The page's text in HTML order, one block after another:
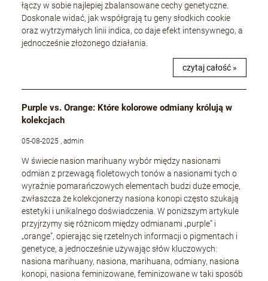
łączy w sobie najlepiej zbalansowane cechy genetyczne.
Doskonale widać, jak współgrają tu geny słodkich cookie
oraz wytrzymałych linii indica, co daje efekt intensywnego, a
jednocześnie złożonego działania.
czytaj całość »
Purple vs. Orange: Które kolorowe odmiany królują w
kolekcjach
05-08-2025 , admin
W świecie nasion marihuany wybór między nasionami
odmian z przewagą fioletowych tonów a nasionami tych o
wyraźnie pomarańczowych elementach budzi duże emocje,
zwłaszcza że kolekcjonerzy nasiona konopi często szukają
estetyki i unikalnego doświadczenia. W poniższym artykule
przyjrzymy się różnicom między odmianami „purple” i
„orange”, opierając się rzetelnych informacji o pigmentach i
genetyce, a jednocześnie używając słów kluczowych:
nasiona marihuany, nasiona, marihuana, odmiany, nasiona
konopi, nasiona feminizowane, feminizowane w taki sposób